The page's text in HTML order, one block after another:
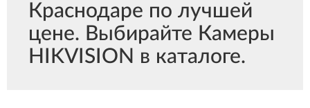
Краснодаре по лучшей
цене. Выбирайте Камеры
HIKVISION в каталоге.